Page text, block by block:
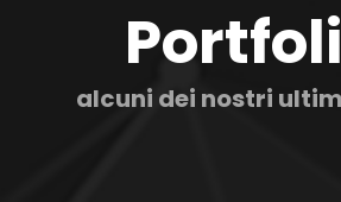
alcuni dei nostri